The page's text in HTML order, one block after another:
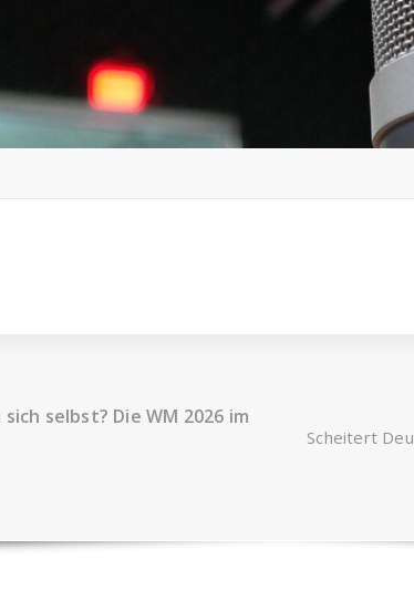
selbst? Die WM 2026 im
Scheitert